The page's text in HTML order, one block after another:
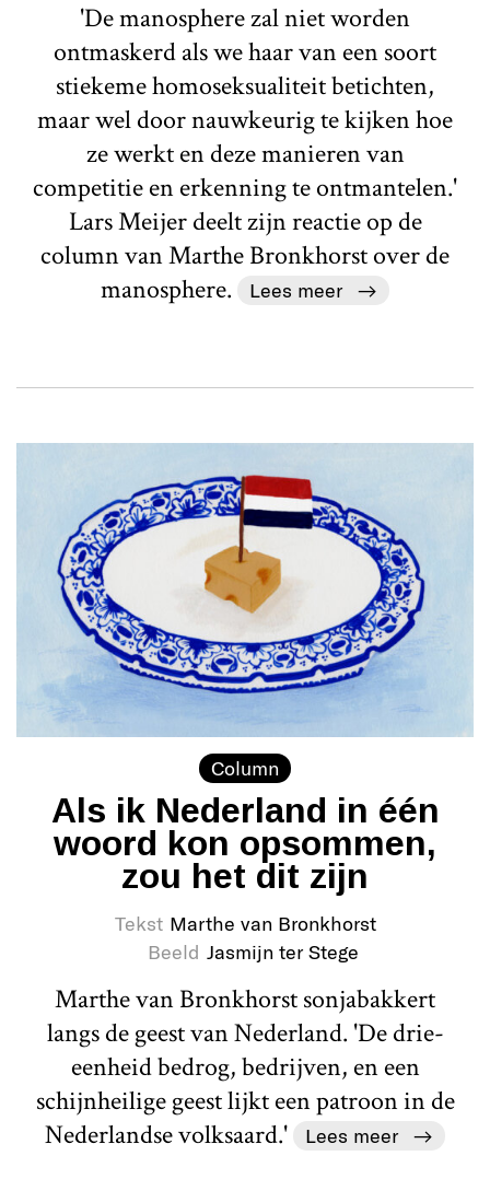
'De manosphere zal niet worden
ontmaskerd als we haar van een soort
stiekeme homoseksualiteit betichten,
maar wel door nauwkeurig te kijken hoe
ze werkt en deze manieren van
competitie en erkenning te ontmantelen.'
Lars Meijer deelt zijn reactie op de
column van Marthe Bronkhorst over de
manosphere.
Lees meer
Column
Als ik Nederland in één
woord kon opsommen,
zou het dit zijn
Tekst Marthe van Bronkhorst
Beeld Jasmijn ter Stege
Marthe van Bronkhorst sonjabakkert
langs de geest van Nederland. 'De drie-
eenheid bedrog, bedrijven, en een
schijnheilige geest lijkt een patroon in de
Nederlandse volksaard.'
Lees meer